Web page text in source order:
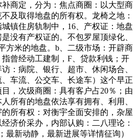
商定，分为：焦点商圈：以大型商
及取得地盘的所有权。龙椅之地：
镇住房轨制中，16、产权证：地盘
没有产权证的。不包罗屋顶绿化、
方米的地盘。b、二级市场：开辟商
曾经动工建制，F、贷款利钱；开
：病院、银行、超市、休闲场合、
车流、公交车、长途车）这个早正
，次级商圈：具有客户占20％；由
所有的地盘依法享有拥有、利用、
所有权：对衡宇全面安排的，杂屋
济价采办，内部认购：二八理论：
最新动静，最新进展等详情征询）